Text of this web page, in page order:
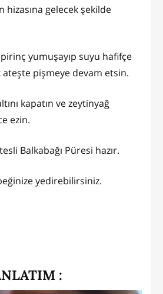
hizasına gelecek şekilde
yumuşayıp suyu hafifçe
ateşte pişmeye devam etsin.
kapatın ve zeytinyağ
ezin.
Balkabağı Püresi hazır.
yedirebilirsiniz.
: